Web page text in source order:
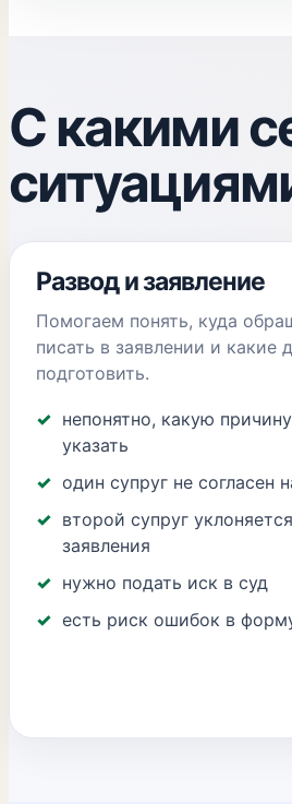
С какими
Развод и заявление
Помогаем понять, куда
писать в заявлении и какие
подготовить.
непонятно, какую
указать
один супруг не согласен
второй супруг
заявления
нужно подать иск в суд
есть риск ошибок в